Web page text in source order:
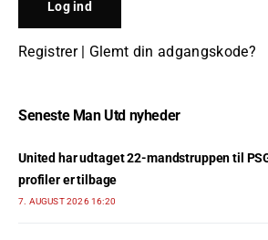
Registrer| Glemt din adgangskode?
Seneste Man Utd nyheder
United har udtaget 22-mandstruppen til
profiler er tilbage
7. AUGUST 2026 16:20